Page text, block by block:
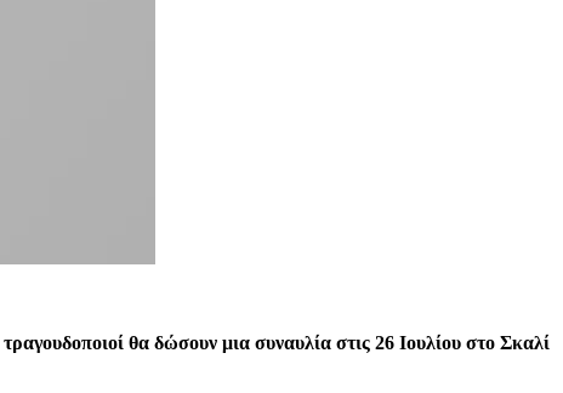
θα δώσουν μια συναυλία στις 26 Ιουλίου στο Σκαλί